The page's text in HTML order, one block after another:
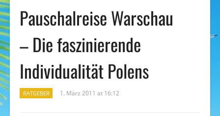
Pauschalreise Warschau
– Die faszinierende
Individualität Polens
RATGEBER 1. März 2011 at 16:12